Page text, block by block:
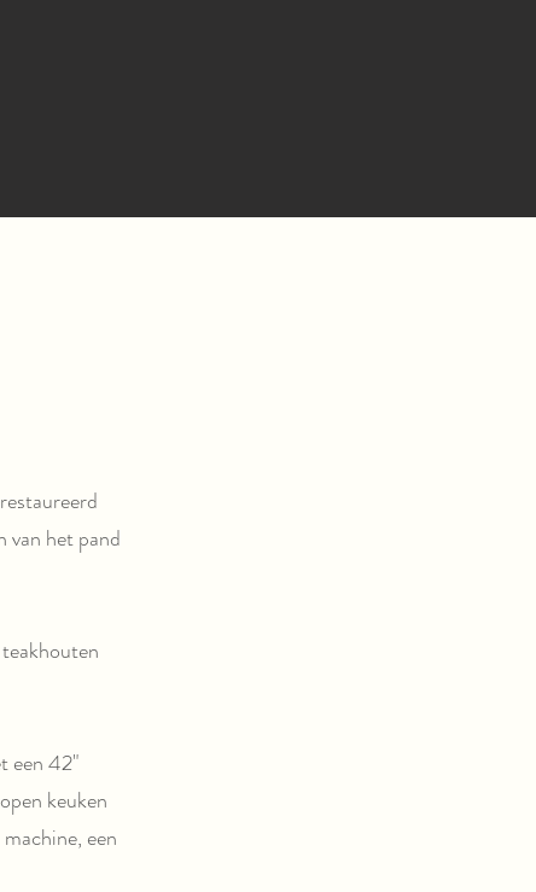
van het pand
een 42"
keuken
een